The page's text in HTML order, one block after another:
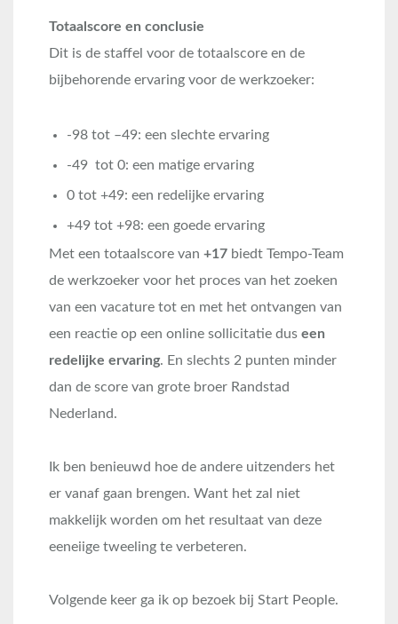
Totaalscore en conclusie
Dit is de staffel voor de totaalscore en de
bijbehorende ervaring voor de werkzoeker:
-98 tot –49: een slechte ervaring
-49 tot 0: een matige ervaring
0 tot +49: een redelijke ervaring
+49 tot +98: een goede ervaring
Met een totaalscore van +17 biedt Tempo-Team
de werkzoeker voor het proces van het zoeken
van een vacature tot en met het ontvangen van
een reactie op een online sollicitatie dus een
redelijke ervaring. En slechts 2 punten minder
dan de score van grote broer Randstad
Nederland.
Ik ben benieuwd hoe de andere uitzenders het
er vanaf gaan brengen. Want het zal niet
makkelijk worden om het resultaat van deze
eeneiige tweeling te verbeteren.
Volgende keer ga ik op bezoek bij Start People.